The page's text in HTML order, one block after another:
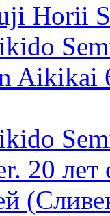
Horii
20 лет